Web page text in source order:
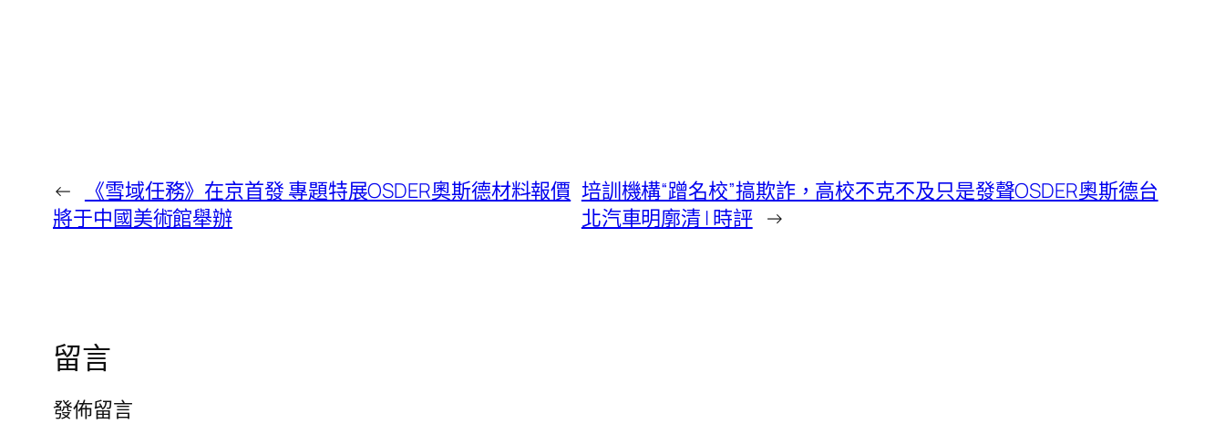
←
《雪域任務》在京首發 專題特展OSDER奧斯德材料報價
將于中國美術館舉辦
培訓機構“蹭名校”搞欺詐，高校不克不及只是發聲OSDER奧斯德台
北汽車明廓清 | 時評 →
留言
發佈留言